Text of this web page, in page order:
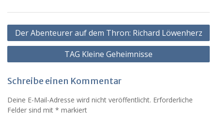
Beitragsnavigation
Der Abenteurer auf dem Thron: Richard Löwenherz
TAG Kleine Geheimnisse
Schreibe einen Kommentar
Deine E-Mail-Adresse wird nicht veröffentlicht. Erforderliche
Felder sind mit * markiert